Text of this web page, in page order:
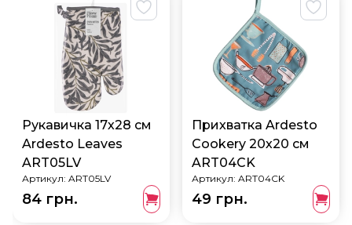
Рукавичка 17х28 см
Ardesto Leaves
ART05LV
Артикул: ART05LV
84 грн.
Прихватка Ardesto
Cookery 20х20 см
ART04CK
Артикул: ART04CK
49 грн.